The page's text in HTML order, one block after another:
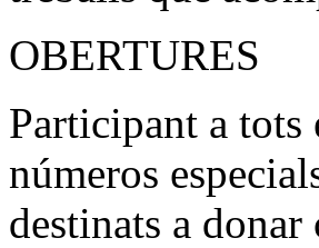
OBERTURES
Participant a tots
números
destinats a donar